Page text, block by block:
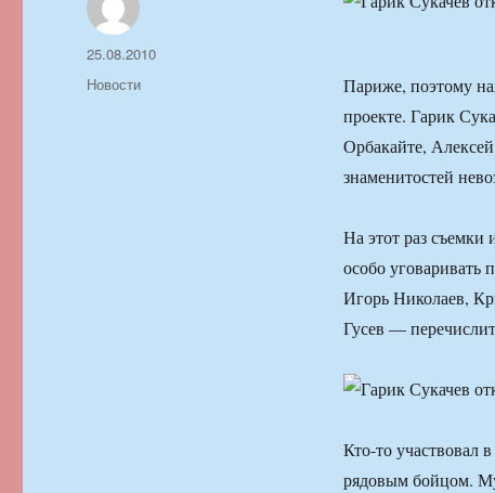
Париже, поэтому
проекте. Гарик
Орбакайте,
знаменитостей
На этот раз
особо уговаривать
Игорь Николаев,
Гусев —
Кто-то участвовал
рядовым бойцом.
Автор
Опубликовано
25.08.2010
Рубрики
Новости